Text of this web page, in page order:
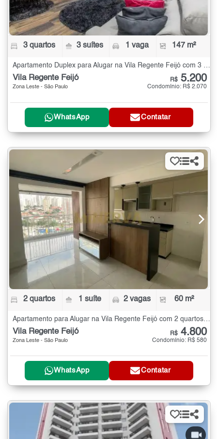
3 quartos 3 suítes 1 vaga 147 m²
Apartamento Duplex para Alugar na Vila Regente Feijó com 3 quartos - 147 m²
Vila Regente Feijó
Zona Leste - São Paulo
R$ 5.200
Condomínio: R$ 2.070
WhatsApp Contatar
2 quartos 1 suíte 2 vagas 60 m²
Vila Regente Feijó
Zona Leste - São Paulo
R$ 4.800
Condomínio: R$ 580
WhatsApp Contatar